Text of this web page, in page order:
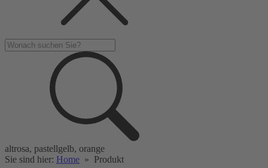
altrosa, pastellgelb, orange
Sie sind hier: Home » Produkt